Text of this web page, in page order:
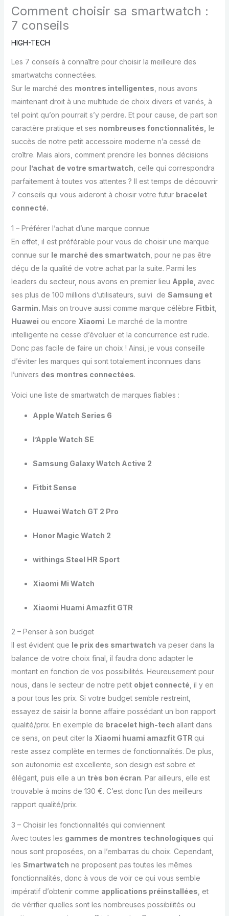
Comment choisir sa smartwatch :
7 conseils
HIGH-TECH
Les 7 conseils à connaître pour choisir la meilleure des
smartwatchs connectées.
Sur le marché des montres intelligentes , nous avons
maintenant droit à une multitude de choix divers et variés, à
tel point qu’on pourrait s’y perdre. Et pour cause, de part son
caractère pratique et ses nombreuses fonctionnalités, le
succès de notre petit accessoire moderne n’a cessé de
croître. Mais alors, comment prendre les bonnes décisions
pour l’achat de votre smartwatch , celle qui correspondra
parfaitement à toutes vos attentes ? Il est temps de découvrir
7 conseils qui vous aideront à choisir votre futur bracelet
connecté.
1 – Préférer l’achat d’une marque connue
En effet, il est préférable pour vous de choisir une marque
connue sur le marché des smartwatch , pour ne pas être
déçu de la qualité de votre achat par la suite. Parmi les
leaders du secteur, nous avons en premier lieu Apple , avec
ses plus de 100 millions d’utilisateurs, suivi de Samsung et
Garmin. Mais on trouve aussi comme marque célèbre Fitbit,
Huawei ou encore Xiaomi. Le marché de la montre
intelligente ne cesse d’évoluer et la concurrence est rude.
Donc pas facile de faire un choix ! Ainsi, je vous conseille
d’éviter les marques qui sont totalement inconnues dans
l’univers des montres connectées.
Voici une liste de smartwatch de marques fiables :
Apple Watch Series 6
l’Apple Watch SE
Samsung Galaxy Watch Active 2
Fitbit Sense
Huawei Watch GT 2 Pro
Honor Magic Watch 2
withings Steel HR Sport
Xiaomi Mi Watch
Xiaomi Huami Amazfit GTR
2 – Penser à son budget
Il est évident que le prix des smartwatch va peser dans la
balance de votre choix final, il faudra donc adapter le
montant en fonction de vos possibilités. Heureusement pour
nous, dans le secteur de notre petit objet connecté , il y en
a pour tous les prix. Si votre budget semble restreint,
essayez de saisir la bonne affaire possédant un bon rapport
qualité/prix. En exemple de bracelet high-tech allant dans
ce sens, on peut citer la Xiaomi huami amazfit GTR qui
reste assez complète en termes de fonctionnalités. De plus,
son autonomie est excellente, son design est sobre et
élégant, puis elle a un très bon écran. Par ailleurs, elle est
trouvable à moins de 130 €. C’est donc l’un des meilleurs
rapport qualité/prix.
3 – Choisir les fonctionnalités qui conviennent
Avec toutes les gammes de montres technologiques qui
nous sont proposées, on a l’embarras du choix. Cependant,
les Smartwatch ne proposent pas toutes les mêmes
fonctionnalités, donc à vous de voir ce qui vous semble
impératif d’obtenir comme applications préinstallées , et
de vérifier quelles sont les nombreuses possibilités ou